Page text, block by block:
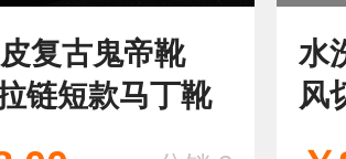
复古鬼帝靴
链短款马丁靴
水
风